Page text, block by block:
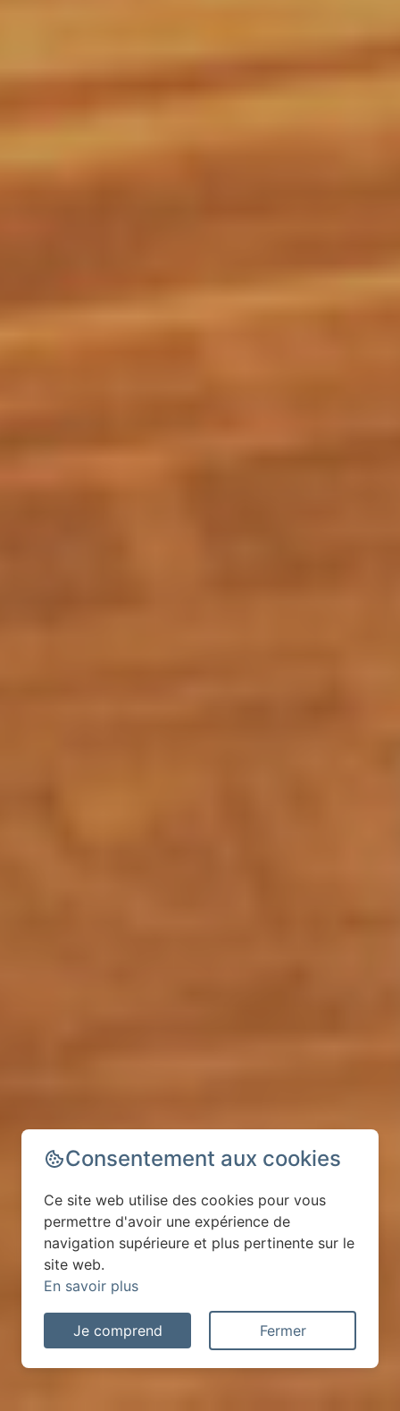
Consentement aux cookies
Ce site web utilise des cookies pour vous
permettre d'avoir une expérience de
navigation supérieure et plus pertinente sur le
site web.
En savoir plus
Je comprend Fermer